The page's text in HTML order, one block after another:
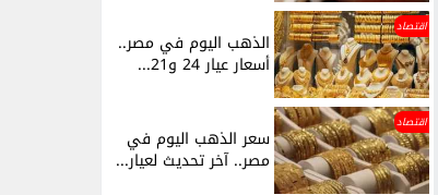
اقتصاد
الذهب اليوم في مصر..
أسعار عيار 24 و21...
اقتصاد
سعر الذهب اليوم في
مصر.. آخر تحديث لعيار...